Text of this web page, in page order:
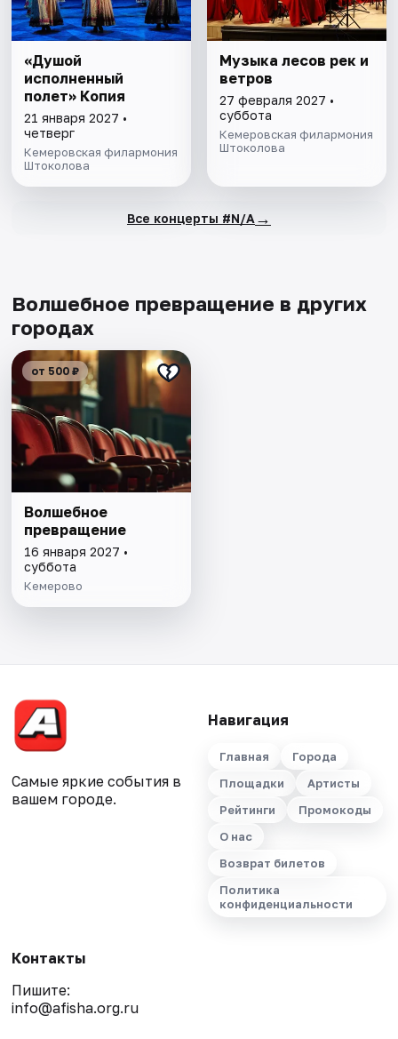
«Душой
исполненный
полет» Копия
21 января 2027 •
четверг
Кемеровская филармония
Штоколова
Музыка лесов рек и
ветров
27 февраля 2027 •
суббота
Кемеровская филармония
Штоколова
Все концерты #N/A→
Волшебное превращение в других
городах
от 500 ₽
Волшебное
превращение
16 января 2027 •
суббота
Кемерово
Самые яркие события в
вашем городе.
Навигация
Главная
Города
Площадки
Артисты
Рейтинги
Промокоды
О нас
Возврат билетов
Политика
конфиденциальности
Контакты
Пишите:
info@afisha.org.ru